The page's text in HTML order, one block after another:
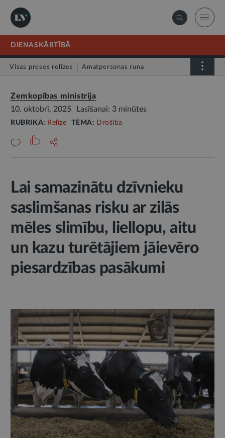
DIENASKĀRTĪBĀ
Visas preses relīzes Amatpersonas runa
Zemkopības ministrija
10. oktobrī, 2025
Lasīšanai: 3 minūtes
RUBRIKA: Relīze TĒMA: Drošība
Lai samazinātu dzīvnieku
saslimšanas risku ar zilās
mēles slimību, liellopu, aitu
un kazu turētājiem jāievēro
piesardzības pasākumi